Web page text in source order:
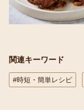
関連キーワード
#時短・簡単レシピ